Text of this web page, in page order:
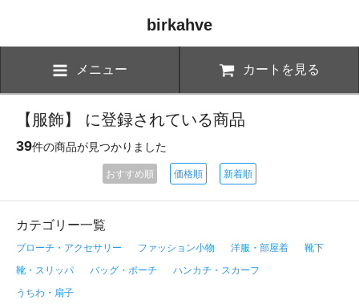
birkahve
メニュー カートを見る
【服飾】 に登録されている商品
39件の商品が見つかりました
おすすめ順 価格順 新着順
カテゴリー一覧
ブローチ・アクセサリー ファッション小物 洋服・部屋着
靴下
靴・スリッパ
バッグ・ポーチ
ハンカチ・スカーフ
うちわ・扇子